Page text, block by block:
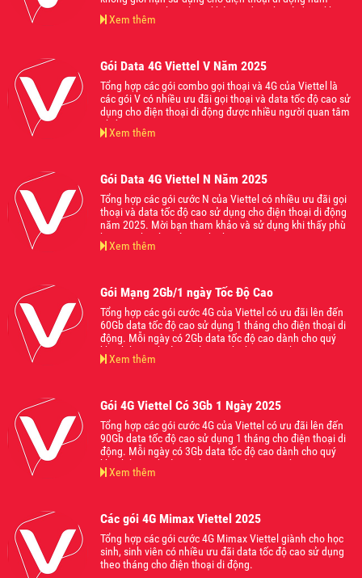
2025. Mời các bạn tham khảo và đăng ký sử dụng khi
thấy phù hợp với nhu cầu của mình nhé.
Xem thêm
Gói Data 4G Viettel V Năm 2025
Tổng hợp các gói combo gọi thoại và 4G của Viettel là
các gói V có nhiều ưu đãi gọi thoại và data tốc độ cao sử
dụng cho điện thoại di động được nhiều người quan tâm
nhất năm 2025.
Xem thêm
Gói Data 4G Viettel N Năm 2025
Tổng hợp các gói cước N của Viettel có nhiều ưu đãi gọi
thoại và data tốc độ cao sử dụng cho điện thoại di động
năm 2025. Mời bạn tham khảo và sử dụng khi thấy phù
hợp với nhu cầu của mình nhé
Xem thêm
Gói Mạng 2Gb/1 ngày Tốc Độ Cao
Tổng hợp các gói cước 4G của Viettel có ưu đãi lên đến
60Gb data tốc độ cao sử dụng 1 tháng cho điện thoại di
động. Mỗi ngày có 2Gb data tốc độ cao dành cho quý
khách hàng thoải mái lướt web chơi game hoặc truy cập
các nền tảng ứng dụng mạng xã hội hot nhất hiện nay
Xem thêm
Gói 4G Viettel Có 3Gb 1 Ngày 2025
Tổng hợp các gói cước 4G của Viettel có ưu đãi lên đến
90Gb data tốc độ cao sử dụng 1 tháng cho điện thoại di
động. Mỗi ngày có 3Gb data tốc độ cao dành cho quý
khách hàng thoải mái lướt web chơi game hoặc truy cập
các nền tảng ứng dụng mạng xã hội hot nhất hiện nay
Xem thêm
Các gói 4G Mimax Viettel 2025
Tổng hợp các gói cước 4G Mimax Viettel giành cho học
sinh, sinh viên có nhiều ưu đãi data tốc độ cao sử dụng
theo tháng cho điện thoại di động.